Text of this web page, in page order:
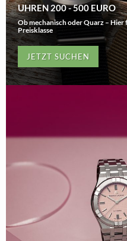
UHREN 200 - 500 EURO
Ob mechanisch oder Quarz –
Preisklasse
JETZT SUCHEN